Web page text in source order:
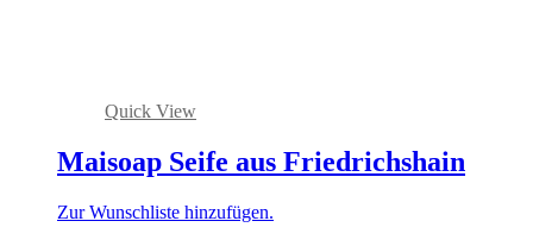
Quick View
Maisoap Seife aus Friedrichshain
Zur Wunschliste hinzufügen.